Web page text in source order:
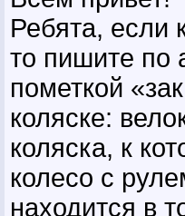
Ребята, если
то пишите по
пометкой
коляске:
коляска, к
колесо с
находится в